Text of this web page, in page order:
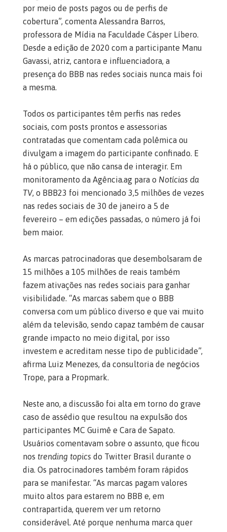
por meio de posts pagos ou de perfis de
cobertura”, comenta Alessandra Barros,
professora de Mídia na Faculdade Cásper Líbero.
Desde a edição de 2020 com a participante Manu
Gavassi, atriz, cantora e influenciadora, a
presença do BBB nas redes sociais nunca mais foi
a mesma.
Todos os participantes têm perfis nas redes
sociais, com posts prontos e assessorias
contratadas que comentam cada polêmica ou
divulgam a imagem do participante confinado. E
há o público, que não cansa de interagir. Em
monitoramento da Agência.ag para o Notícias da
TV, o BBB23 foi mencionado 3,5 milhões de vezes
nas redes sociais de 30 de janeiro a 5 de
fevereiro – em edições passadas, o número já foi
bem maior.
As marcas patrocinadoras que desembolsaram de
15 milhões a 105 milhões de reais também
fazem ativações nas redes sociais para ganhar
visibilidade. “As marcas sabem que o BBB
conversa com um público diverso e que vai muito
além da televisão, sendo capaz também de causar
grande impacto no meio digital, por isso
investem e acreditam nesse tipo de publicidade”,
afirma Luiz Menezes, da consultoria de negócios
Trope, para a Propmark.
Neste ano, a discussão foi alta em torno do grave
caso de assédio que resultou na expulsão dos
participantes MC Guimê e Cara de Sapato.
Usuários comentavam sobre o assunto, que ficou
nos trending topics do Twitter Brasil durante o
dia. Os patrocinadores também foram rápidos
para se manifestar. “As marcas pagam valores
muito altos para estarem no BBB e, em
contrapartida, querem ver um retorno
considerável. Até porque nenhuma marca quer